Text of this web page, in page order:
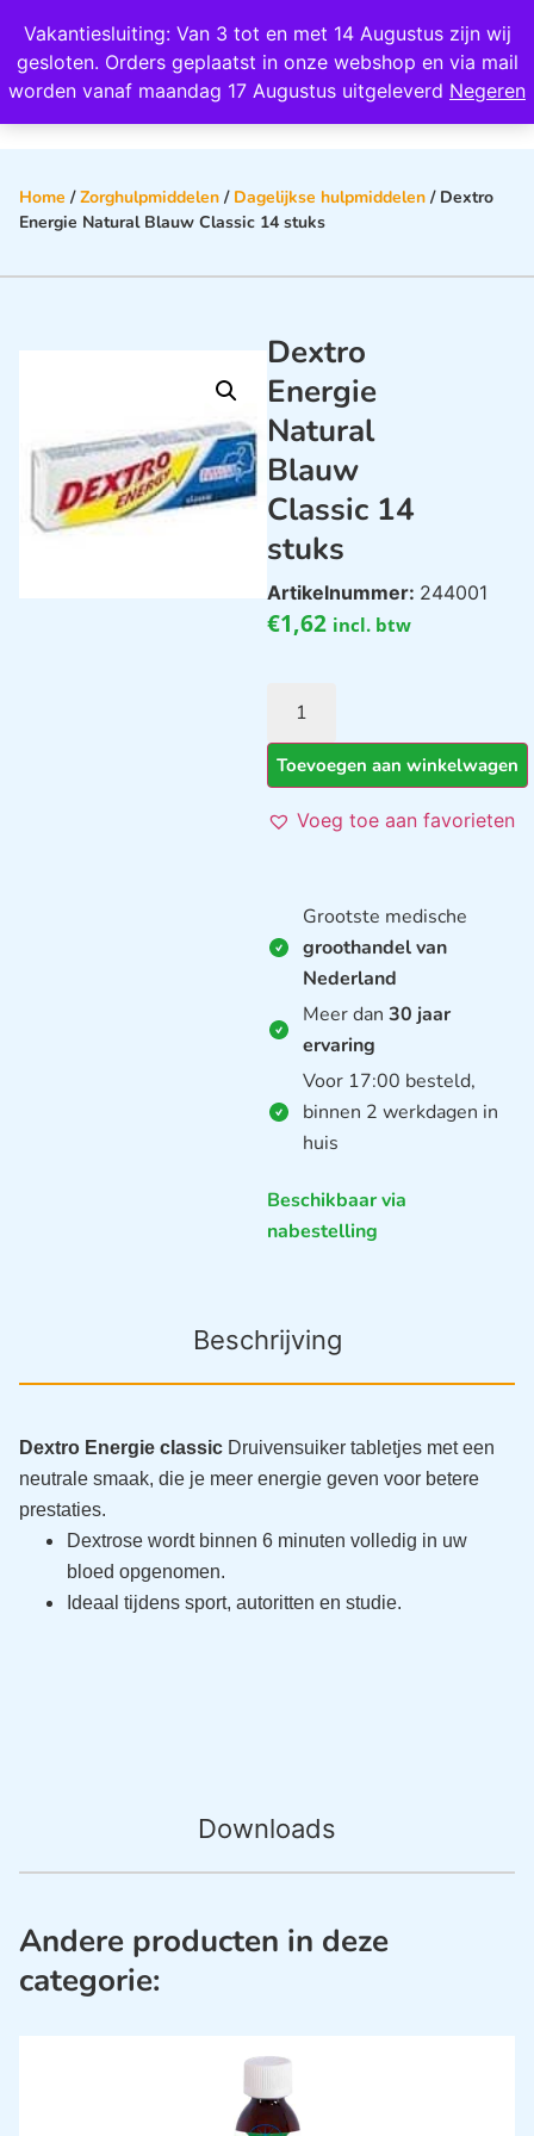
Vakantiesluiting: Van 3 tot en met 14 Augustus zijn wij
gesloten. Orders geplaatst in onze webshop en via mail
worden vanaf maandag 17 Augustus uitgeleverd Negeren
Wij scoren een 4,8 op Google
Home /Zorghulpmiddelen / Dagelijkse hulpmiddelen / Dextro
Energie Natural Blauw Classic 14 stuks
Dextro
Energie
Natural
Blauw
Classic 14
stuks
Artikelnummer: 244001
€1,62 incl. btw
Toevoegen aan winkelwagen
Voeg toe aan favorieten
Grootste medische
groothandel van
Nederland
Meer dan 30 jaar
ervaring
Voor 17:00 besteld,
binnen 2 werkdagen in
huis
Beschikbaar via
nabestelling
Beschrijving
Downloads
Dextro Energie classic Druivensuiker tabletjes met een
neutrale smaak, die je meer energie geven voor betere
prestaties.
Dextrose wordt binnen 6 minuten volledig in uw
bloed opgenomen.
Ideaal tijdens sport, autoritten en studie.
Andere producten in deze
categorie: